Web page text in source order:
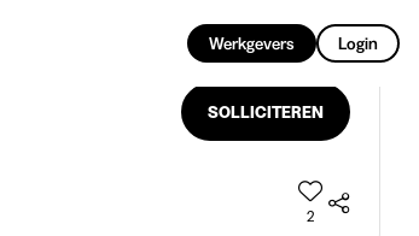
Werkgevers Login
SOLLICITEREN
2